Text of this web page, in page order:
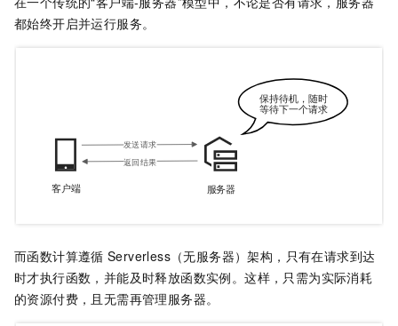
都始终开启并运行服务。
而函数计算遵循 Serverless（无服务器）架构，只有在请求到达
时才执行函数，并能及时释放函数实例。这样，只需为实际消耗
的资源付费，且无需再管理服务器。